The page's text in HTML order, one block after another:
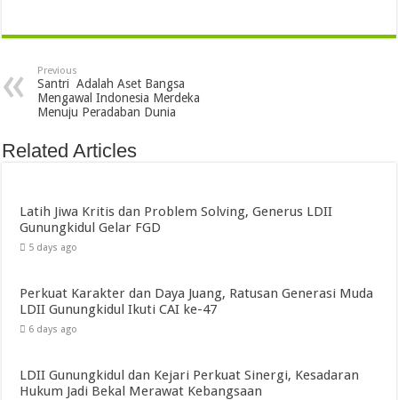
Previous
Santri Adalah Aset Bangsa
Mengawal Indonesia Merdeka
Menuju Peradaban Dunia
Related Articles
Latih Jiwa Kritis dan Problem Solving, Generus LDII
Gunungkidul Gelar FGD
5 days ago
Perkuat Karakter dan Daya Juang, Ratusan Generasi Muda
LDII Gunungkidul Ikuti CAI ke-47
6 days ago
LDII Gunungkidul dan Kejari Perkuat Sinergi, Kesadaran
Hukum Jadi Bekal Merawat Kebangsaan